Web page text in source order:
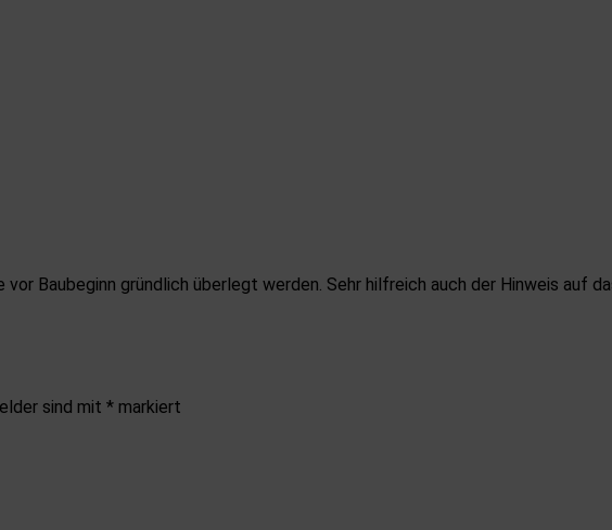
Baubeginn gründlich überlegt werden. Sehr hilfreich auch der Hinweis auf
sind mit * markiert